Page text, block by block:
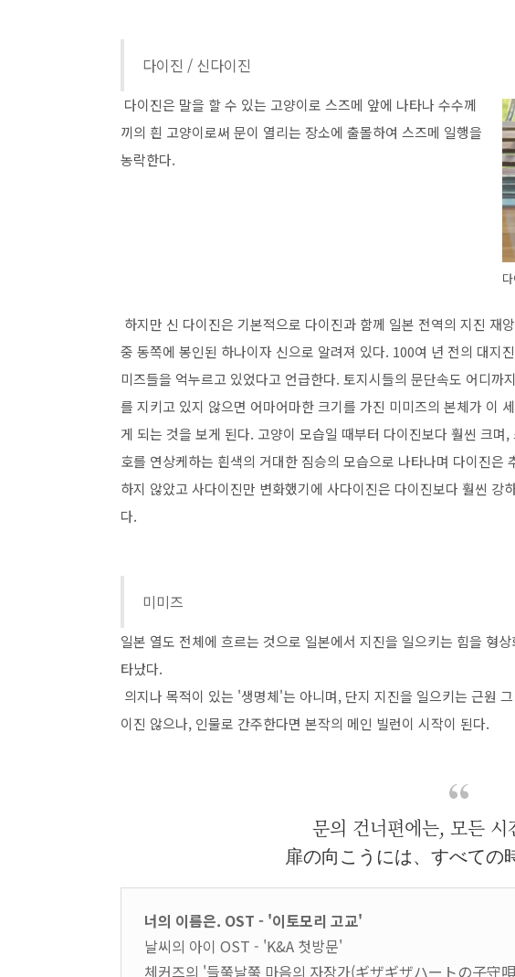
다이진 / 신다이진
다이진은 말을 할 수 있는 고양이로 스즈메 앞에 나타나 수수께
끼의 흰 고양이로써 문이 열리는 장소에 출몰하여 스즈메 일행을
농락한다.
하지만 신 다이진은 기본적으로 다이진과 함께 일본 전역의 지진 재
중 동쪽에 봉인된 하나이자 신으로 알려져 있다. 100여 년 전의 대지
미즈들을 억누르고 있었다고 언급한다. 토지시들의 문단속도 어디까
를 지키고 있지 않으면 어마어마한 크기를 가진 미미즈의 본체가 이
게 되는 것을 보게 된다. 고양이 모습일 때부터 다이진보다 훨씬 크
호를 연상케하는 흰색의 거대한 짐승의 모습으로 나타나며 다이진은
하지 않았고 사다이진만 변화했기에 사다이진은 다이진보다 훨씬 강
다.
미미즈
일본 열도 전체에 흐르는 것으로 일본에서 지진을 일으키는 힘을 형
타났다.
의지나 목적이 있는 '생명체'는 아니며, 단지 지진을 일으키는 근원
이진 않으나, 인물로 간주한다면 본작의 메인 빌런이 시작이 된다.
문의 건너편에는, 모든 시
扉の向こうには、すべての
너의 이름은. OST - '이토모리 고교'
날씨의 아이 OST - 'K&A 첫방문'
체커즈의 '들쭉날쭉 마음의 자장가(ギザギザハートの子守